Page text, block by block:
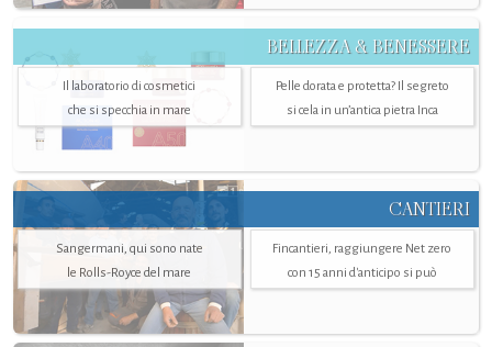
BELLEZZA & BENESSERE
Il laboratorio di cosmetici
che si specchia in mare
Pelle dorata e protetta? Il segreto
si cela in un’antica pietra Inca
CANTIERI
Sangermani, qui sono nate
le Rolls-Royce del mare
Fincantieri, raggiungere Net zero
con 15 anni d'anticipo si può